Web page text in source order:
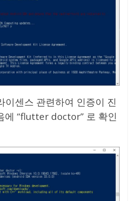
이센스 관련하여 인증이 진
에 “flutter doctor” 로 확인